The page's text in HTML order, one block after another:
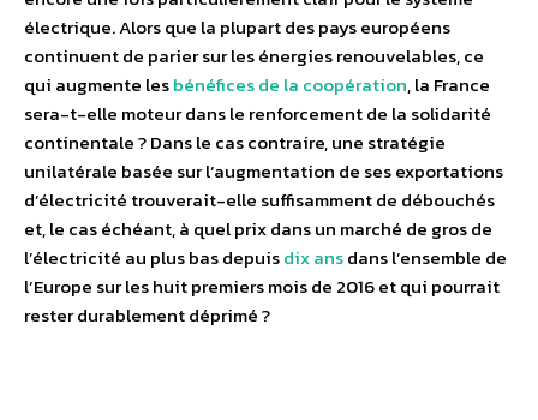
électrique. Alors que la plupart des pays européens
continuent de parier sur les énergies renouvelables, ce
qui augmente lesbénéfices de la coopération, la France
sera-t-elle moteur dans le renforcement de la solidarité
continentale ? Dans le cas contraire, une stratégie
unilatérale basée sur l’augmentation de ses exportations
d’électricité trouverait-elle suffisamment de débouchés
et, le cas échéant, à quel prix dans un marché de gros de
l’électricité au plus bas depuisdix ansdans l’ensemble de
l’Europe sur les huit premiers mois de 2016 et qui pourrait
rester durablement déprimé ?